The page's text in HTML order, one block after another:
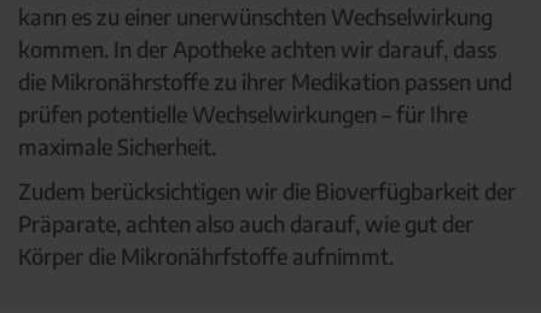
kann es zu einer unerwünschten Wechselwirkung
kommen. In der Apotheke achten wir darauf, dass
die Mikronährstoffe zu ihrer Medikation passen und
prüfen potentielle Wechselwirkungen – für Ihre
maximale Sicherheit.
Zudem berücksichtigen wir die Bioverfügbarkeit der
Präparate, achten also auch darauf, wie gut der
Körper die Mikronährfstoffe aufnimmt.